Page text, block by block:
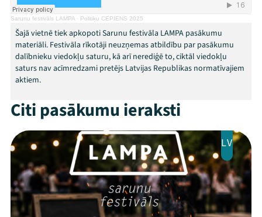
ThreadsFacebookYoutube
X Instagram
Flick TikTok
Sarunu festivāls LAMPA · Politiķu CEPIENS 2025
Šajā vietnē tiek apkopoti Sarunu festivāla LAMPA pasākumu
materiāli. Festivāla rīkotāji neuzņemas atbildību par pasākumu
dalībnieku viedokļu saturu, kā arī nerediģē to, ciktāl viedokļu
saturs nav acīmredzami pretējs Latvijas Republikas normatīvajiem
aktiem.
Citi pasākumu ieraksti
LV